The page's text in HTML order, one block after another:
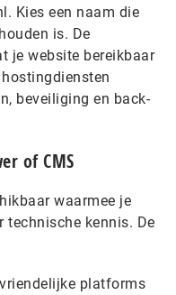
Kies een naam die
is. De
je website bereikbaar
beveiliging en back-
of CMS
waarmee je
technische kennis. De
platforms